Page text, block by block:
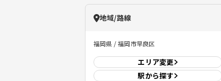
地域/路線
福岡県 / 福岡市早良区
エリア変更
駅から探す